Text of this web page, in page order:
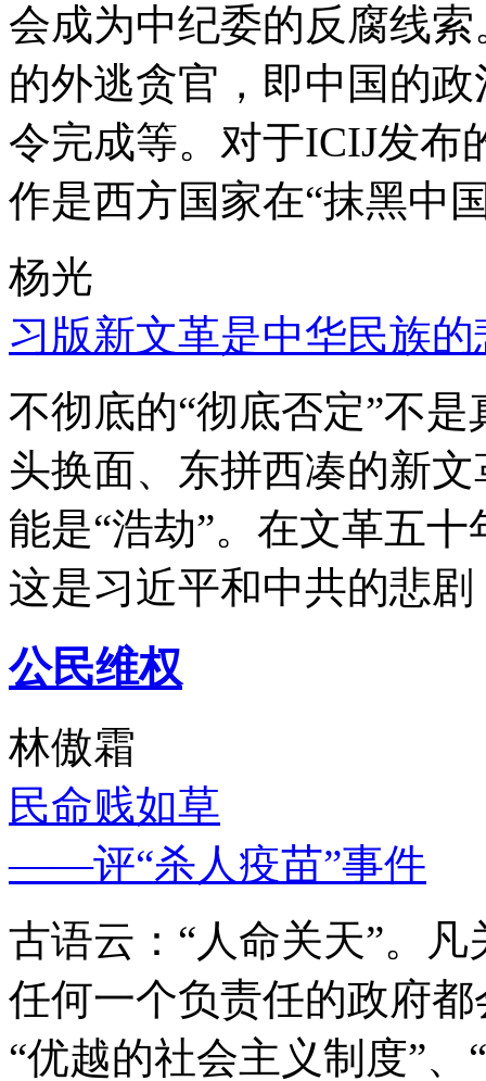
会成为中纪委的反腐线
的外逃贪官，即中国的
令完成等。对于ICIJ发布
作是西方国家在“抹黑中
杨光
习版新文革是中华民族的
不彻底的“彻底否定”不
头换面、东拼西凑的新
能是“浩劫”。在文革五
这是习近平和中共的悲
公民维权
林傲霜
民命贱如草
——评“杀人疫苗”事件
古语云：“人命关天”。
任何一个负责任的政府
“优越的社会主义制度”